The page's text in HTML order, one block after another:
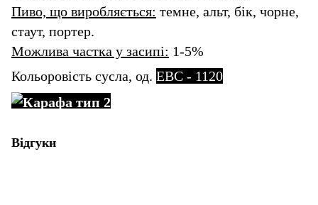
Пиво, що виробляється: темне, альт, бік, чорне,
стаут, портер.
Можлива частка у засипі: 1-5%
Кольоровість сусла, од. EBC - 1120
Відгуки